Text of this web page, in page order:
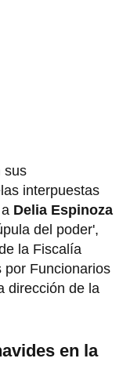
sus
interpuestas
Delia Espinoza
del poder',
la Fiscalía
por Funcionarios
dirección de la
en la